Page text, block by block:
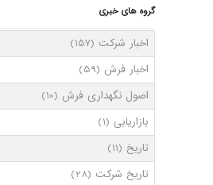
گروه های خبری
اخبار شرکت (157)
اخبار فرش (59)
اصول نگهداری فرش (10)
بازاریابی (1)
تاریخ (11)
تاریخ شرکت (28)